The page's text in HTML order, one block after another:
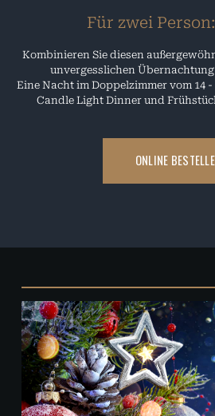
Für zwei
Kombinieren Sie diesen
unvergesslichen
Eine Nacht im Doppelzimmer vom 14 -
Candle Light Dinner und
ONLINE